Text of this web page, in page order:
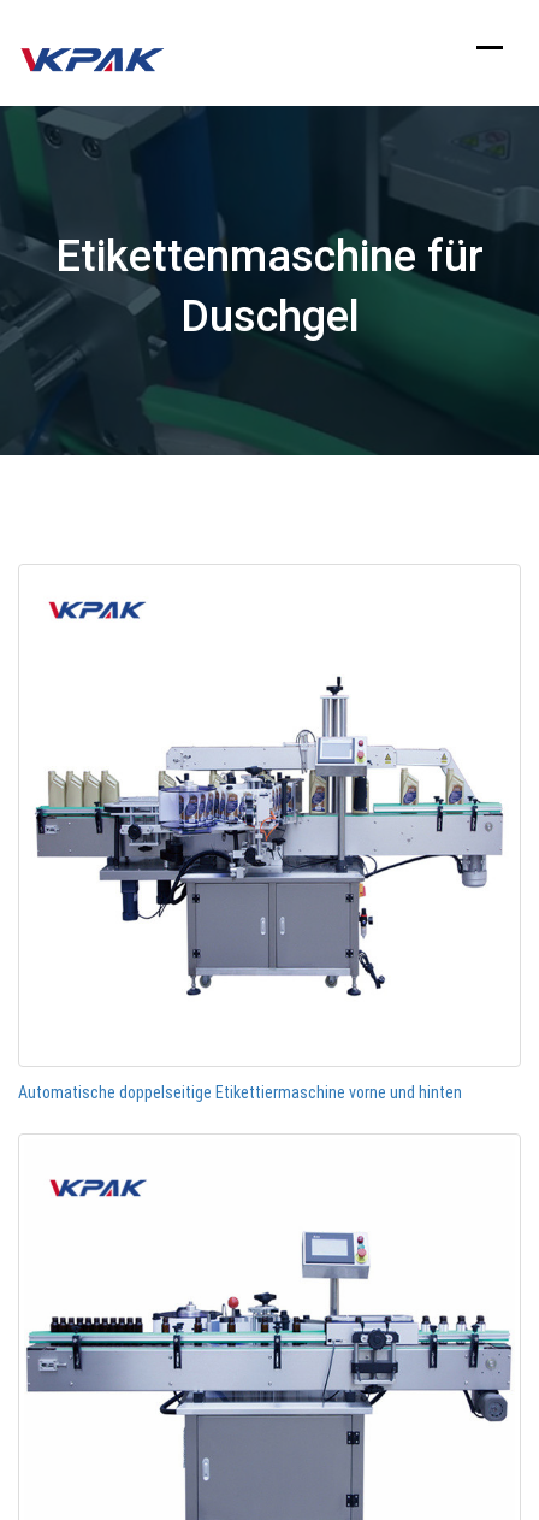
Etikettenmaschine für
Duschgel
Automatische doppelseitige Etikettiermaschine vorne und hinten